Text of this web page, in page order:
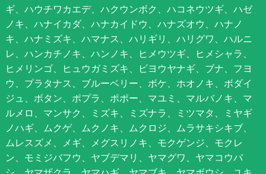
ギ、ハウチワカエデ、ハクウンボク、ハコネウツギ、ハゼ
ノキ、ハナイカダ、ハナカイドウ、ハナズオウ、ハナノ
キ、ハナミズキ、ハマナス、ハリギリ、ハリグワ、ハルニ
レ、ハンカチノキ、ハンノキ、ヒメウツギ、ヒメシャラ、
ヒメリンゴ、ヒュウガミズキ、ビヨウヤナギ、ブナ、フヨ
ウ、プラタナス、ブルーベリー、ボケ、ホオノキ、ボダイ
ジュ、ボタン、ポプラ、ポポー、マユミ、マルバノキ、マ
ルメロ、マンサク、ミズキ、ミズナラ、ミツマタ、ミヤギ
ノハギ、ムクゲ、ムクノキ、ムクロジ、ムラサキシキブ、
ムレスズメ、メギ、メグスリノキ、モクゲンジ、モクレ
ン、モミジバフウ、ヤブデマリ、ヤマグワ、ヤマコウバ